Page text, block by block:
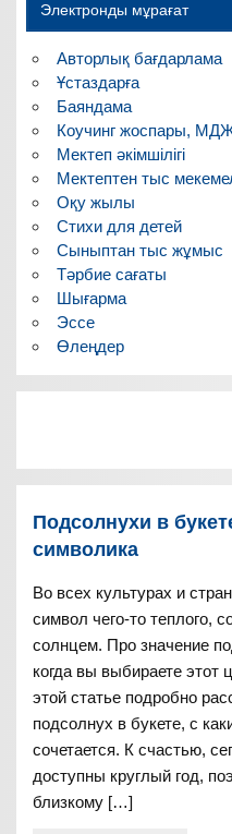
Электронды мұрағат
Авторлық бағдарлама
Ұстаздарға
Баяндама
Коучинг жоспары,
Мектеп әкімшілігі
Мектептен тыс
Оқу жылы
Стихи для детей
Сыныптан тыс жұмыс
Тәрбие сағаты
Шығарма
Эссе
Өлеңдер
Подсолнухи в
символика
Во всех культурах и
символ чего-то теплого,
солнцем. Про значение
когда вы выбираете этот
этой статье подробно
подсолнух в букете, с
сочетается. К счастью,
доступны круглый год,
близкому […]